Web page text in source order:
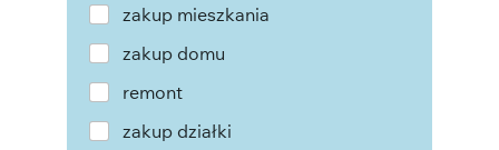
zakup mieszkania
zakup domu
remont
zakup działki